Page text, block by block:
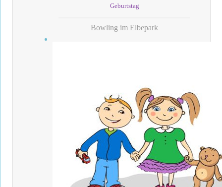
Geburtstag
Bowling im Elbepark